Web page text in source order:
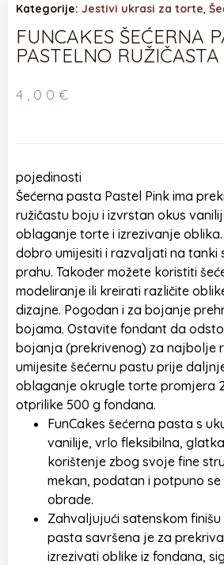
Kategorije: Jestivi ukrasi za torte
FUNCAKES ŠEĆERNA
PASTELNO
4,00 €
pojedinosti
Šećerna pasta Pastel Pink ima
ružičastu boju i izvrstan okus
oblaganje torte i izrezivanje
dobro umijesiti i razvaljati na tanki
prahu. Također možete koristiti
modeliranje ili kreirati različite
dizajne. Pogodan i za bojanje
bojama. Ostavite fondant da
bojanja (prekrivenog) za najbolje
umijesite šećernu pastu prije
oblaganje okrugle torte promjera
otprilike 500 g fondana.
FunCakes šećerna pasta s
vanilije, vrlo fleksibilna,
korištenje zbog svoje fine
mekan, podatan i potpuno
obrade.
Zahvaljujući satenskom finišu
pasta savršena je za
izrezivati ​​oblike iz fondana,